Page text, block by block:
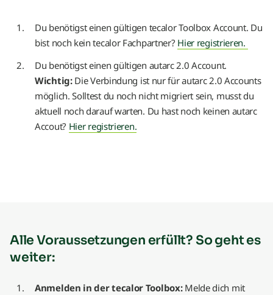
Du benötigst einen gültigen tecalor Toolbox Account. Du
bist noch kein tecalor Fachpartner? Hier registrieren.
Du benötigst einen gültigen autarc 2.0 Account.
Wichtig:Die Verbindung ist nur für autarc 2.0 Accounts
möglich. Solltest du noch nicht migriert sein, musst du
aktuell noch darauf warten. Du hast noch keinen autarc
Accout? Hier registrieren.
Alle Voraussetzungen erfüllt? So geht es
weiter:
Anmelden in der tecalor Toolbox:Melde dich mit